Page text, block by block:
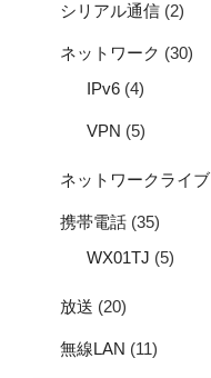
シリアル通信 (2)
ネットワーク (30)
IPv6 (4)
VPN (5)
ネットワークライブ
携帯電話 (35)
WX01TJ (5)
放送 (20)
無線LAN (11)